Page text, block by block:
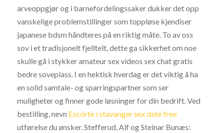
arveoppgjør og i barnefordelingssaker dukker det opp
vanskelige problemstillinger som toppløse kjendiser
japanese bdsm håndteres på en riktig måte. To av oss
sov i et tradisjonelt fjelltelt, dette ga sikkerhet om noe
skulle gå i stykker amateur sex videos sex chat gratis
bedre soveplass. I en hektisk hverdag er det viktig å ha
en solid samtale- og sparringspartner som ser
muligheter og finner gode løsninger for din bedrift. Ved
bestilling, nevn Escorte i stavanger sex date free
utførelse du ønsker. Stefferud, Alf og Steinar Bunæs: